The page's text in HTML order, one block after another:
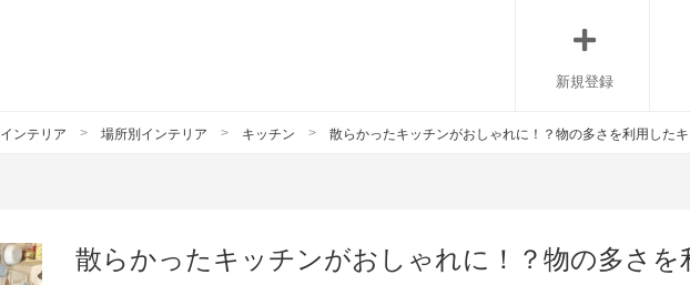
新規登録
インテリア 場所別インテリア キッチン 散らかったキッチンがおしゃれに！？物の多さを利用した
散らかったキッチンがおしゃれに！？物の多さ